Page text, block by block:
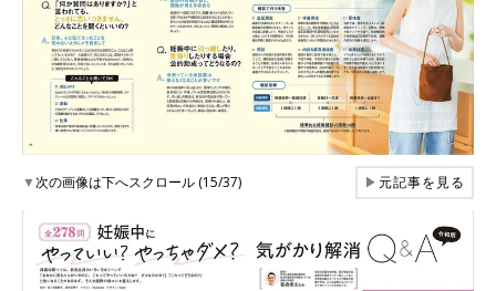
▼次の画像は下へスクロール (15/37) ▶元記事を見る